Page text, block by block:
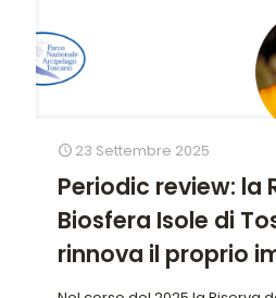
23 Settembre 2025
Periodic review: la
Biosfera Isole di
rinnova il proprio